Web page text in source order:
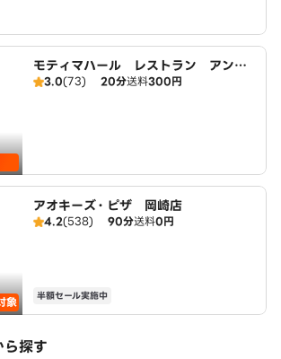
モティマハール レストラン アンド
バー
3.0(73) 20分送料300円
象
アオキーズ・ピザ 岡崎店
4.2(538) 90分送料0円
半額セール実施中
探す